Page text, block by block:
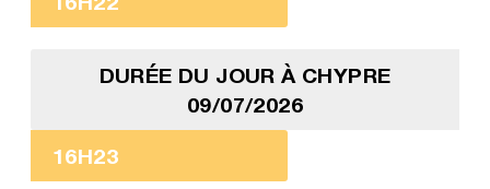
DURÉE DU JOUR À CHYPRE
09/07/2026
16H23